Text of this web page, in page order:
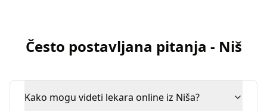
Često postavljana pitanja - Niš
Kako mogu videti lekara online iz Niša?